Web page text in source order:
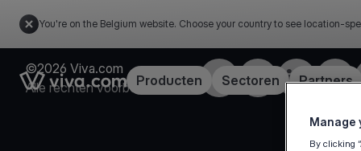
You're on the Belgium website. Choose your country to see location-
Link to the homepageProducten Sectoren Partners
©2026 Viva.com
Alle rechten voorbehouden
Facebook
X LinkedIn
Manage
By clicking